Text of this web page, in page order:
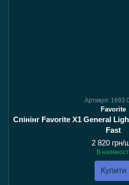
Артикул:
Favorite
Спінінг Favorite X1 General
Fast
2 820 грн/
В
Купити